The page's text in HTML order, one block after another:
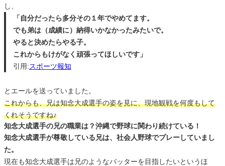
し、
「自分だったら多分その１年でやめてます。
でも弟は（成績に）納得いかなかったみたいで。
やると決めたらやる子。
これからもけがなく頑張ってほしいです」
引用:スポーツ報知
とエールを送っていました。
これからも、兄は知念大成選手の姿を見に、現地観戦を何度もして
くれそうですね♪
知念大成選手の兄の職業は？沖縄で野球に関わり続けている！
知念大成選手が尊敬している兄は、社会人野球でプレーしていまし
た。
現在も知念大成選手は兄のようなバッターを目指したいというほ